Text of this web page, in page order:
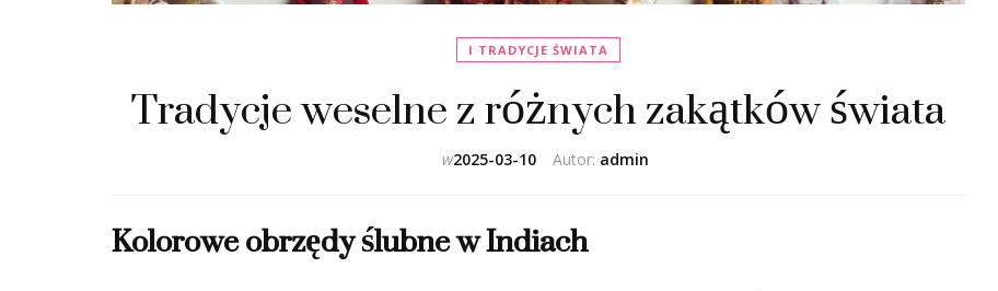
I TRADYCJE ŚWIATA
Tradycje weselne z różnych zakątków świata
Autor: admin
w2025-03-10
Kolorowe obrzędy ślubne w Indiach